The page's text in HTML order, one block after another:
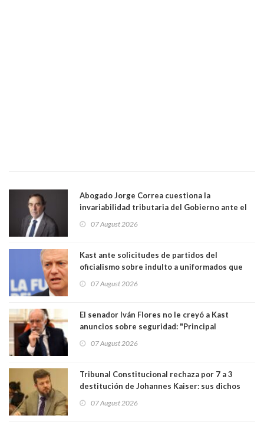
Abogado Jorge Correa cuestiona la
invariabilidad tributaria del Gobierno ante el
democracia” y "defendemos la alternancia en el
07 August 2026
Kast ante solicitudes de partidos del
oficialismo sobre indulto a uniformados que
07 August 2026
El senador Iván Flores no le creyó a Kast
anuncios sobre seguridad: "Principal
perseguir ruta del dinero y levantar secreto
07 August 2026
Tribunal Constitucional rechaza por 7 a 3
destitución de Johannes Kaiser: sus dichos
justicia constitucional porque no es diputado
07 August 2026